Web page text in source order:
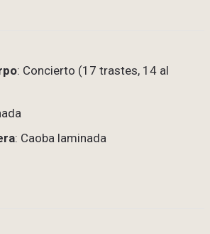
: Concierto (17 trastes, 14 al
: Caoba laminada